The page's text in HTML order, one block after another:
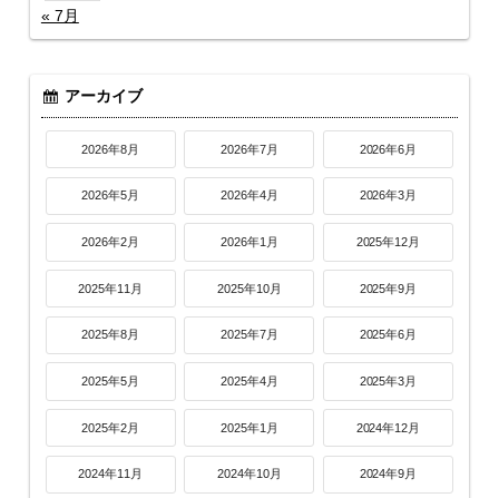
« 7月
アーカイブ
2026年8月 2026年7月 2026年6月
2026年5月 2026年4月 2026年3月
2026年2月 2026年1月 2025年12月
2025年11月 2025年10月 2025年9月
2025年8月 2025年7月 2025年6月
2025年5月 2025年4月 2025年3月
2025年2月 2025年1月 2024年12月
2024年11月 2024年10月 2024年9月